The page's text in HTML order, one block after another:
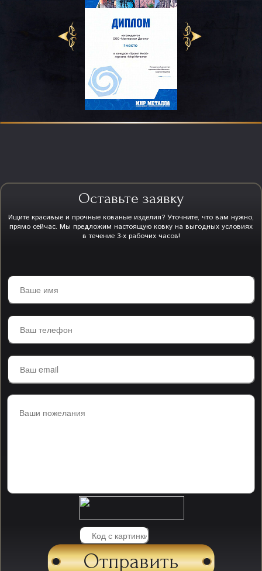
Оставьте заявку
Ищите красивые и прочные кованые изделия? Уточните, что вам нужно,
прямо сейчас. Мы предложим настоящую ковку на выгодных условиях
в течение 3-х рабочих часов!